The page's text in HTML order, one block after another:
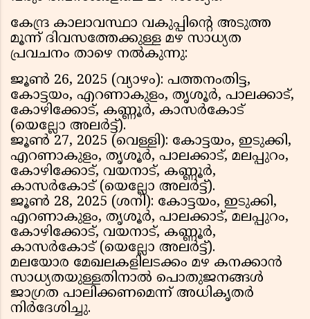
കേന്ദ്ര കാലാവസ്ഥാ വകുപ്പിന്റെ അടുത്ത
മൂന്ന് ദിവസത്തേക്കുള്ള മഴ സാധ്യത
പ്രവചനം താഴെ നൽകുന്നു:
ജൂൺ 26, 2025 (വ്യാഴം): പത്തനംതിട്ട,
കോട്ടയം, എറണാകുളം, തൃശൂർ, പാലക്കാട്,
കോഴിക്കോട്, കണ്ണൂർ, കാസർകോട്
(യെല്ലോ അലർട്ട്).
ജൂൺ 27, 2025 (വെള്ളി): കോട്ടയം, ഇടുക്കി,
എറണാകുളം, തൃശൂർ, പാലക്കാട്, മലപ്പുറം,
കോഴിക്കോട്, വയനാട്, കണ്ണൂർ,
കാസർകോട് (യെല്ലോ അലർട്ട്).
ജൂൺ 28, 2025 (ശനി): കോട്ടയം, ഇടുക്കി,
എറണാകുളം, തൃശൂർ, പാലക്കാട്, മലപ്പുറം,
കോഴിക്കോട്, വയനാട്, കണ്ണൂർ,
കാസർകോട് (യെല്ലോ അലർട്ട്).
മലയോര മേഖലകളിലടക്കം മഴ കനക്കാൻ
സാധ്യതയുള്ളതിനാൽ പൊതുജനങ്ങൾ
ജാഗ്രത പാലിക്കണമെന്ന് അധികൃതർ
നിർദേശിച്ചു.